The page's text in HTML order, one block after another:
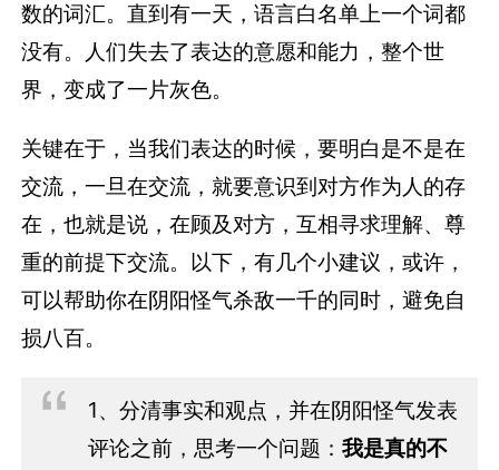
数的词汇。直到有一天，语言白名单上一个词都
没有。人们失去了表达的意愿和能力，整个世
界，变成了一片灰色。
关键在于，当我们表达的时候，要明白是不是在
交流，一旦在交流，就要意识到对方作为人的存
在，也就是说，在顾及对方，互相寻求理解、尊
重的前提下交流。以下，有几个小建议，或许，
可以帮助你在阴阳怪气杀敌一千的同时，避免自
损八百。
1、分清事实和观点，并在阴阳怪气发表
评论之前，思考一个问题： 我是真的不